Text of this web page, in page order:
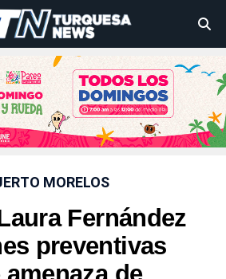
MORELOS
Fernández
preventivas